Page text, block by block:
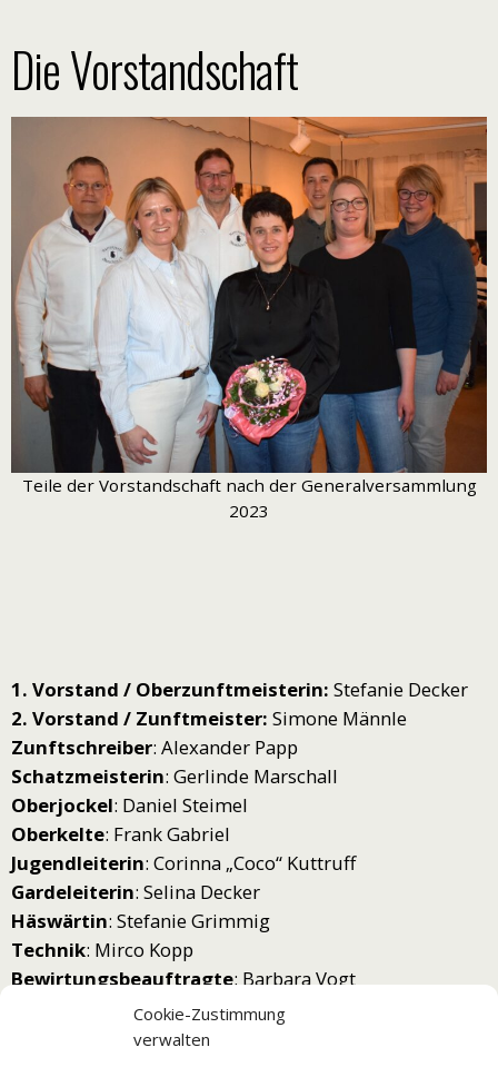
Cookie-Zustimmung
verwalten
Die Vorstandschaft
Teile der Vorstandschaft nach der Generalversammlung
2023
1. Vorstand / Oberzunftmeisterin: Stefanie Decker
2. Vorstand / Zunftmeister: Simone Männle
Zunftschreiber: Alexander Papp
Schatzmeisterin: Gerlinde Marschall
Oberjockel: Daniel Steimel
Oberkelte: Frank Gabriel
Jugendleiterin: Corinna „Coco“ Kuttruff
Gardeleiterin: Selina Decker
Häswärtin: Stefanie Grimmig
Technik: Mirco Kopp
Bewirtungsbeauftragte: Barbara Vogt
: Uwe Meier, Helmut Marschall,